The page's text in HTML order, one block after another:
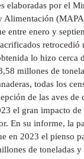
elaboradas por el
Alimentación
entre enero y
retrocedió
lo hizo cerca
millones de
todas los
de las aves de
el gran impacto
En su informe, la
en 2023 el pienso
de toneladas y